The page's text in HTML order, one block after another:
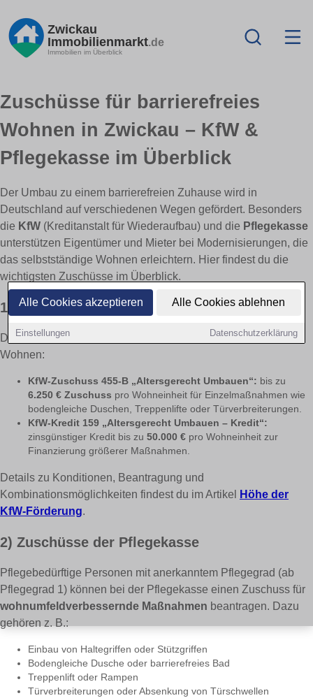
Alle Cookies akzeptieren Alle Cookies ablehnen
Einstellungen Datenschutzerklärung
Zwickau
Immobilienmarkt.de
Immobilien im Überblick
Zuschüsse für barrierefreies
Wohnen in Zwickau – KfW &
Pflegekasse im Überblick
Der Umbau zu einem barrierefreien Zuhause wird in
Deutschland auf verschiedenen Wegen gefördert. Besonders
die KfW (Kreditanstalt für Wiederaufbau) und die Pflegekasse
unterstützen Eigentümer und Mieter bei Modernisierungen, die
das selbstständige Wohnen erleichtern. Hier findest du die
wichtigsten Zuschüsse im Überblick.
1) KfW-Zuschüsse & Förderprogramme
Die KfW bietet zwei zentrale Programme für barrierefreies
Wohnen:
KfW-Zuschuss 455-B „Altersgerecht Umbauen“: bis zu
6.250 € Zuschuss pro Wohneinheit für Einzelmaßnahmen wie
bodengleiche Duschen, Treppenlifte oder Türverbreiterungen.
KfW-Kredit 159 „Altersgerecht Umbauen – Kredit“:
zinsgünstiger Kredit bis zu 50.000 € pro Wohneinheit zur
Finanzierung größerer Maßnahmen.
Details zu Konditionen, Beantragung und
Kombinationsmöglichkeiten findest du im Artikel
Höhe der
KfW-Förderung.
2) Zuschüsse der Pflegekasse
Pflegebedürftige Personen mit anerkanntem Pflegegrad (ab
Pflegegrad 1) können bei der Pflegekasse einen Zuschuss für
wohnumfeldverbessernde Maßnahmen beantragen. Dazu
gehören z. B.:
Einbau von Haltegriffen oder Stützgriffen
Bodengleiche Dusche oder barrierefreies Bad
Treppenlift oder Rampen
Türverbreiterungen oder Absenkung von Türschwellen